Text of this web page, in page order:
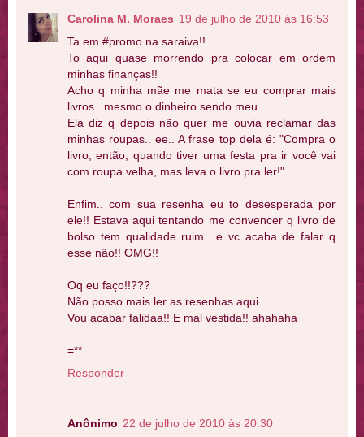
Carolina M. Moraes 19 de julho de 2010 às 16:53
Ta em #promo na saraiva!!
To aqui quase morrendo pra colocar em ordem
minhas finanças!!
Acho q minha mãe me mata se eu comprar mais
livros.. mesmo o dinheiro sendo meu..
Ela diz q depois não quer me ouvia reclamar das
minhas roupas.. ee.. A frase top dela é: "Compra o
livro, então, quando tiver uma festa pra ir você vai
com roupa velha, mas leva o livro pra ler!"
Enfim.. com sua resenha eu to desesperada por
ele!! Estava aqui tentando me convencer q livro de
bolso tem qualidade ruim.. e vc acaba de falar q
esse não!! OMG!!
Oq eu faço!!???
Não posso mais ler as resenhas aqui..
Vou acabar falidaa!! E mal vestida!! ahahaha
=**
Responder
Anônimo 22 de julho de 2010 às 20:30